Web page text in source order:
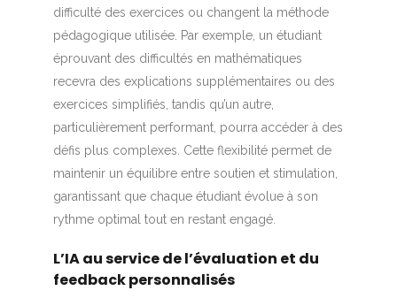
difficulté des exercices ou changent la méthode
pédagogique utilisée. Par exemple, un étudiant
éprouvant des difficultés en mathématiques
recevra des explications supplémentaires ou des
exercices simplifiés, tandis qu’un autre,
particulièrement performant, pourra accéder à des
défis plus complexes. Cette flexibilité permet de
maintenir un équilibre entre soutien et stimulation,
garantissant que chaque étudiant évolue à son
rythme optimal tout en restant engagé.
L’IA au service de l’évaluation et du
feedback personnalisés